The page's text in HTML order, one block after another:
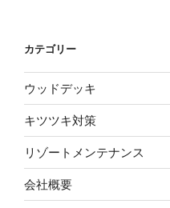
カテゴリー
ウッドデッキ
キツツキ対策
リゾートメンテナンス
会社概要